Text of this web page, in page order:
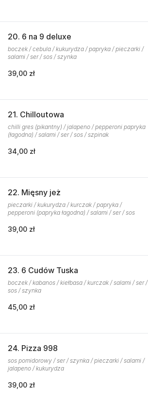
20. 6 na 9 deluxe
boczek / cebula / kukurydza / papryka / pieczarki /
salami / ser / sos / szynka
39,00 zł
21. Chilloutowa
chilli gres (pikantny) / jalapeno / pepperoni papryka
(łagodna) / salami / ser / sos / szpinak
34,00 zł
22. Mięsny jeż
pieczarki / kukurydza / kurczak / papryka /
pepperoni (papryka łagodna) / salami / ser / sos
39,00 zł
23. 6 Cudów Tuska
boczek / kabanos / kiełbasa / kurczak / salami / ser /
sos / szynka
45,00 zł
24. Pizza 998
sos pomidorowy / ser / szynka / pieczarki / salami /
jalapeno / kukurydza
39,00 zł